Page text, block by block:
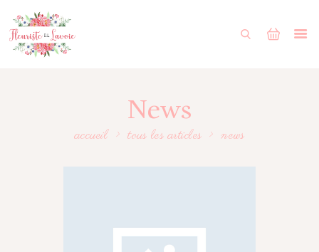
News
accueil tous les articles news
FORMULAIRE DE MARIAGE
PORTFOLIO